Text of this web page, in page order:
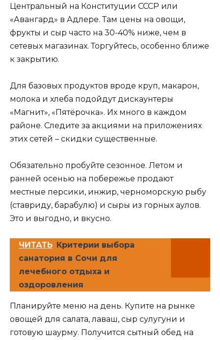
Центральный на Конституции СССР или
«Авангард» в Адлере. Там цены на овощи,
фрукты и сыр часто на 30-40% ниже, чем в
сетевых магазинах. Торгуйтесь, особенно ближе
к закрытию.
Для базовых продуктов вроде круп, макарон,
молока и хлеба подойдут дискаунтеры
«Магнит», «Пятёрочка». Их много в каждом
районе. Следите за акциями на приложениях
этих сетей – скидки существенные.
Обязательно пробуйте сезонное. Летом и
ранней осенью на побережье продают
местные персики, инжир, черноморскую рыбу
(ставриду, барабулю) и сыры из горных аулов.
Это и выгодно, и вкусно.
ЧИТАТЬ Критерии выбора
санатория в Сочи для
лечебного отдыха и
оздоровления
Планируйте меню на день. Купите на рынке
овощей для салата, лаваш, сыр сулугуни и
готовую шаурму. Получится сытный обед на